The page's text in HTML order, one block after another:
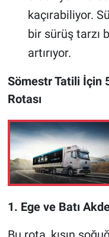
kaçırabiliyor.
bir sürüş tarzı
artırıyor.
Sömestr Tatili İçin
Rotası
1. Ege ve Batı